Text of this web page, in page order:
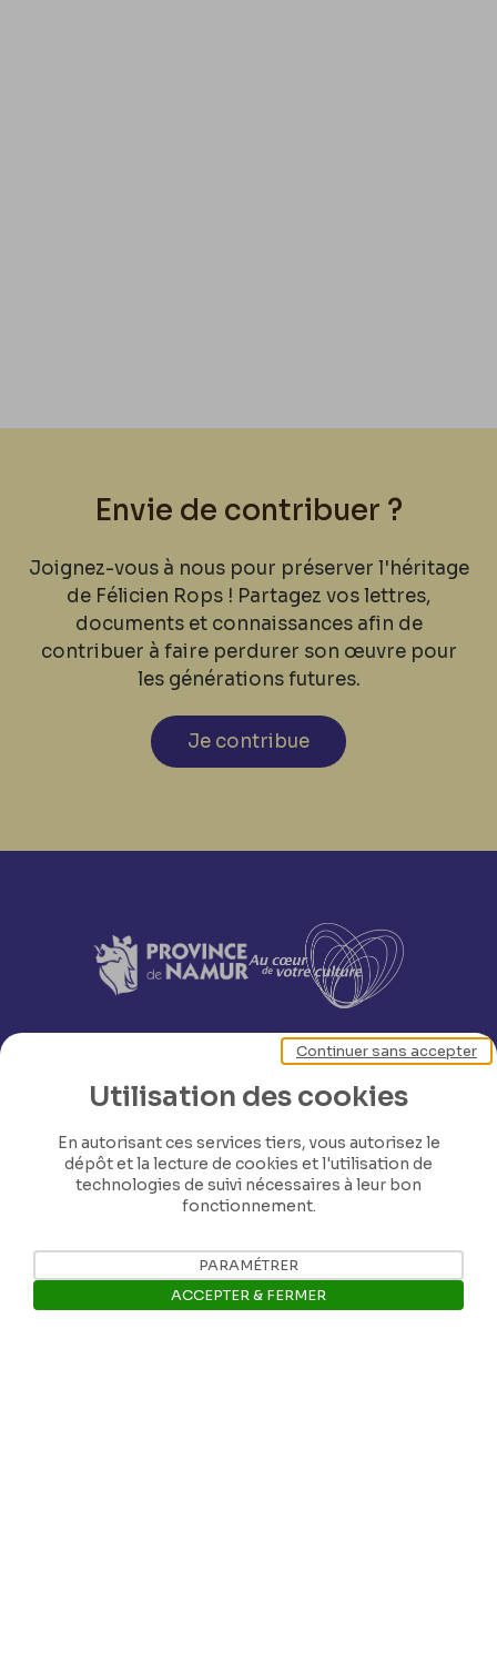
Envie de contribuer ?
Joignez-vous à nous pour préserver l'héritage
de Félicien Rops ! Partagez vos lettres,
documents et connaissances afin de
contribuer à faire perdurer son œuvre pour
les générations futures.
Je contribue
Nos coordonnées
Utilisation des cookies
En autorisant ces services tiers, vous autorisez le
dépôt et la lecture de cookies et l'utilisation de
technologies de suivi nécessaires à leur bon
fonctionnement.
Continuer sans accepter
PARAMÉTRER
ACCEPTER & FERMER